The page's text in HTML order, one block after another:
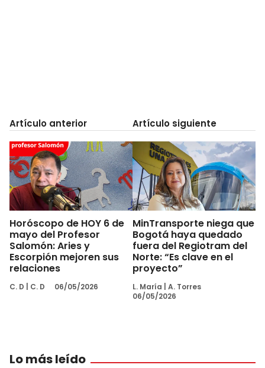
Artículo anterior
Horóscopo de HOY 6 de
mayo del Profesor
Salomón: Aries y
Escorpión mejoren sus
relaciones
C. D C. D 06/05/2026
Artículo siguiente
MinTransporte niega que
Bogotá haya quedado
fuera del Regiotram del
Norte: “Es clave en el
proyecto”
L. María
A. Torres
06/05/2026
Lo más leído